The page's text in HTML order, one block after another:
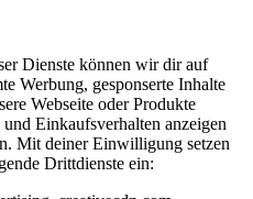
Dienste können wir dir auf
Werbung, gesponserte Inhalte
Webseite oder Produkte
Einkaufsverhalten anzeigen
Mit deiner Einwilligung setzen
Drittdienste ein: